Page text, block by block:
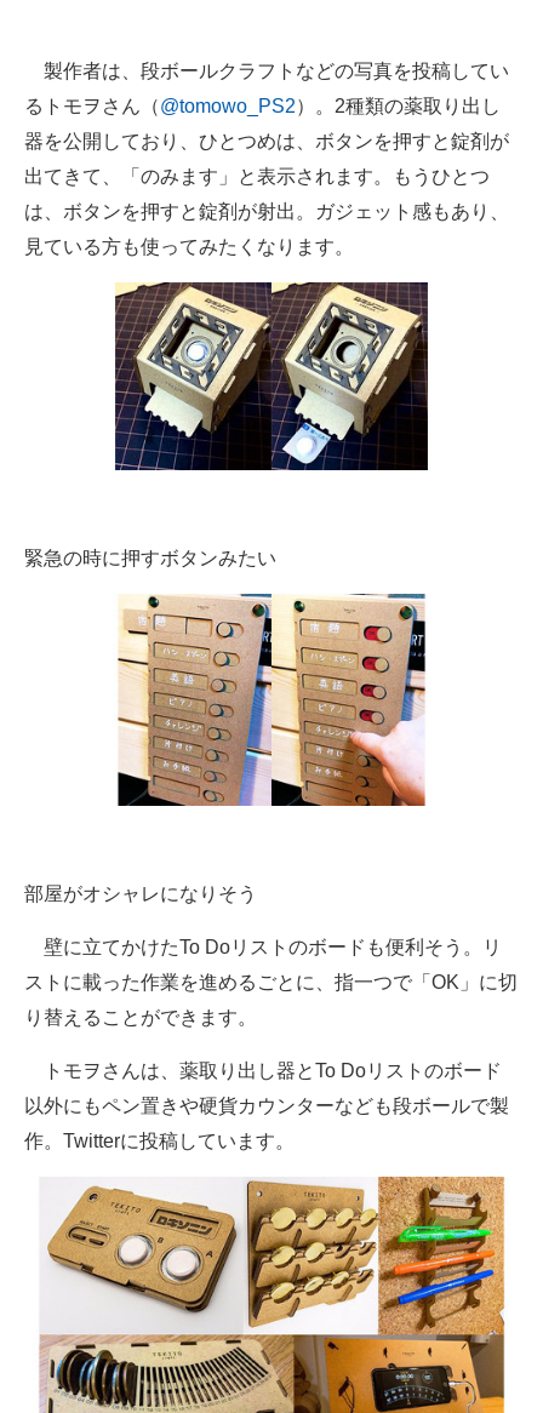
ITエンジニア向け専門サイト
企業向けIT製品の総合サイト
IT製品の技術・比較・事例
製造業のIT導入・活用を支援
モノづくり技術者専門サイト
エレクトロニクス専門サイト
電子設計の基本と応用
エネルギーの専門メディア
ちょっと気になるネットの話題
製作者は、段ボールクラフトなどの写真を投稿してい
るトモヲさん（@tomowo_PS2）。2種類の薬取り出し
器を公開しており、ひとつめは、ボタンを押すと錠剤が
出てきて、「のみます」と表示されます。もうひとつ
は、ボタンを押すと錠剤が射出。ガジェット感もあり、
見ている方も使ってみたくなります。
緊急の時に押すボタンみたい
部屋がオシャレになりそう
壁に立てかけたTo Doリストのボードも便利そう。リ
ストに載った作業を進めるごとに、指一つで「OK」に切
り替えることができます。
トモヲさんは、薬取り出し器とTo Doリストのボード
以外にもペン置きや硬貨カウンターなども段ボールで製
作。Twitterに投稿しています。